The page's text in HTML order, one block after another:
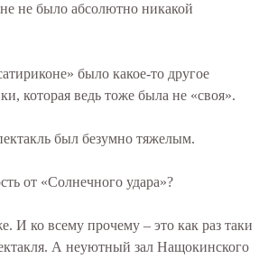
не было абсолютно никакой
было какое-то другое
которая ведь тоже была не «своя».
был безумно тяжелым.
от «Солнечного удара»?
И ко всему прочему – это как раз таки
А неуютный зал Нащокинского